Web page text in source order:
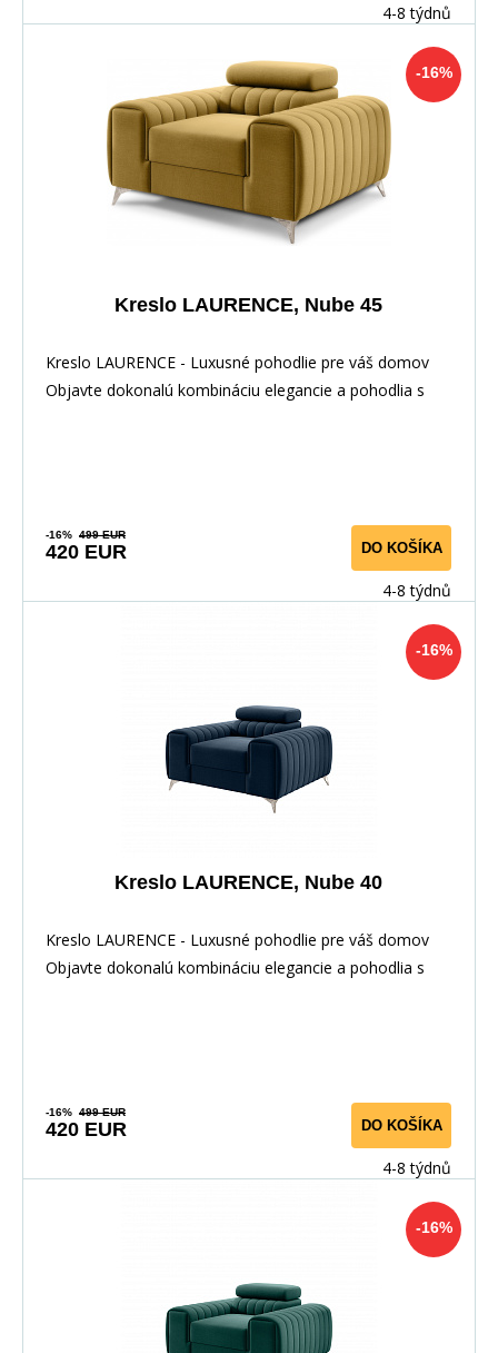
4-8 týdnů
-16%
Kreslo LAURENCE, Nube 45
Kreslo LAURENCE - Luxusné pohodlie pre váš domov
Objavte dokonalú kombináciu elegancie a pohodlia s
-16% 499 EUR
420 EUR DO KOŠÍKA
4-8 týdnů
-16%
Kreslo LAURENCE, Nube 40
Kreslo LAURENCE - Luxusné pohodlie pre váš domov
Objavte dokonalú kombináciu elegancie a pohodlia s
-16% 499 EUR
420 EUR DO KOŠÍKA
4-8 týdnů
-16%